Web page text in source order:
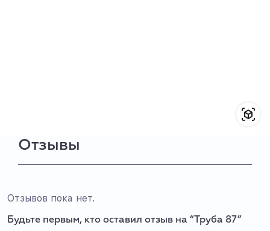
Отзывы
Отзывов пока нет.
Будьте первым, кто оставил отзыв на “Труба 87”